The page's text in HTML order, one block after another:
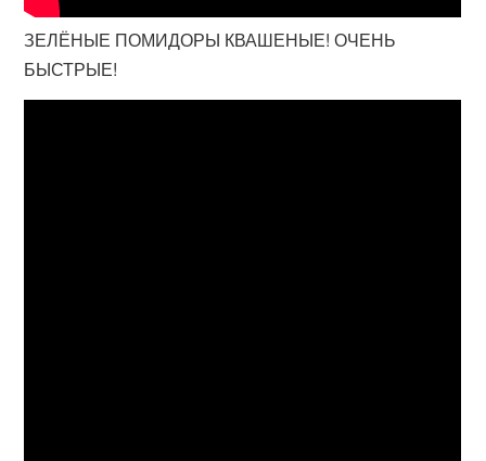
ЗЕЛЁНЫЕ ПОМИДОРЫ КВАШЕНЫЕ! ОЧЕНЬ
БЫСТРЫЕ!